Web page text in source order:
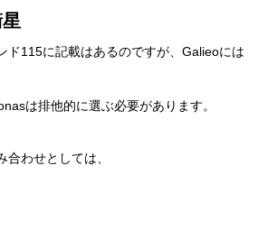
ド115に記載はあるのですが、Galieoには
は排他的に選ぶ必要があります。
合わせとしては、